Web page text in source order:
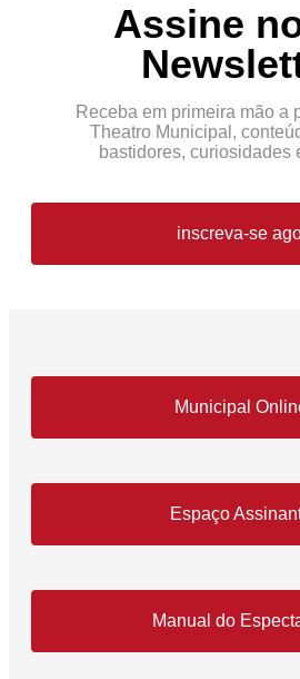
Assine
Receba em primeira mão a
Theatro Municipal,
bastidores, curiosidades
inscreva-se
Municipal
Espaço
Manual do